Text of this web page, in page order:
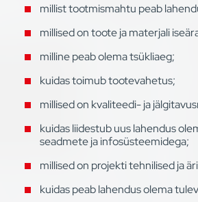
millist tootmismahtu peab
millised on toote ja materjali
milline peab olema tsükliaeg;
kuidas toimub tootevahetus;
millised on kvaliteedi- ja
kuidas liidestub uus lahendus
seadmete ja infosüsteemidega;
millised on projekti tehnilised ja
kuidas peab lahendus olema